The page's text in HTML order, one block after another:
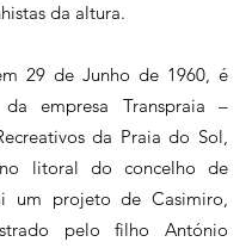
da altura.
29 de Junho de 1960, é
da empresa Transpraia –
da Praia do Sol,
litoral do concelho de
um projeto de Casimiro,
pelo filho António